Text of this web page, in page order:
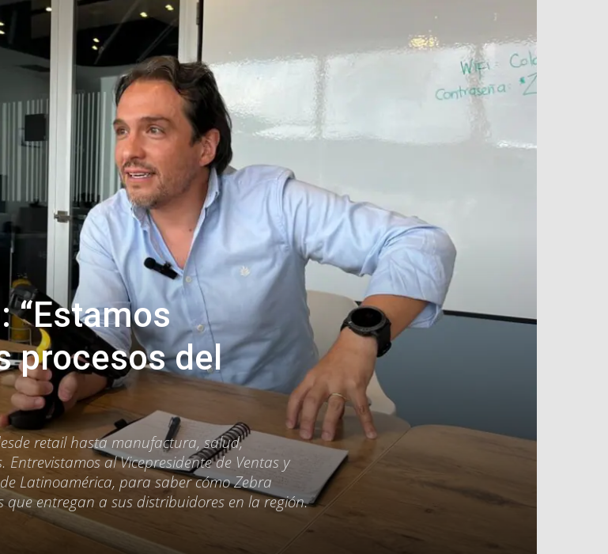
“Estamos
procesos del
retail hasta manufactura, salud,
al Vicepresidente de Ventas y
Latinoamérica, para saber cómo Zebra
que entregan a sus distribuidores en la región.